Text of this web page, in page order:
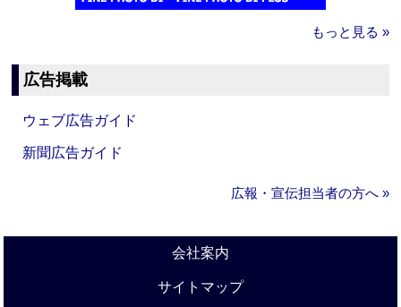
もっと見る »
広告掲載
ウェブ広告ガイド
新聞広告ガイド
広報・宣伝担当者の方へ »
会社案内
サイトマップ